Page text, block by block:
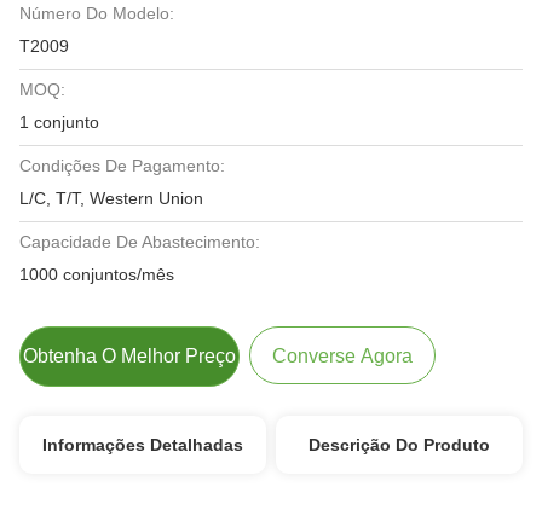
Número Do Modelo:
T2009
MOQ:
1 conjunto
Condições De Pagamento:
L/C, T/T, Western Union
Capacidade De Abastecimento:
1000 conjuntos/mês
Obtenha O Melhor Preço Converse Agora
Informações Detalhadas Descrição Do Produto